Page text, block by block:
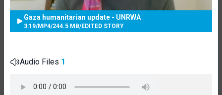
Gaza humanitarian update - UNRWA
3:19/MP4/244.5 MB/EDITED STORY
Audio Files 1